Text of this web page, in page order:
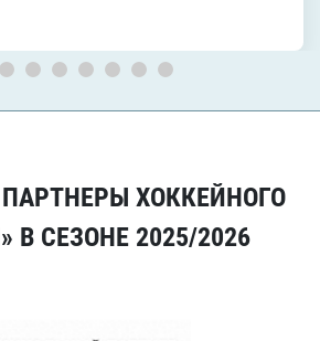
ХОККЕЙНОГО
В СЕЗОНЕ 2025/2026